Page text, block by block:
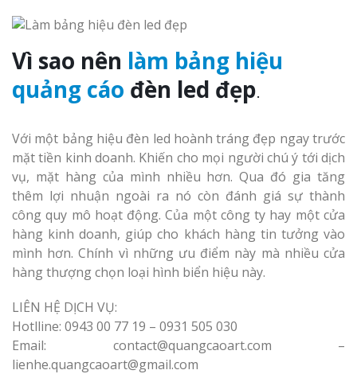
Vì sao nên làm bảng hiệu
quảng cáo đèn led đẹp.
Với một bảng hiệu đèn led hoành tráng đẹp ngay trước
mặt tiền kinh doanh. Khiến cho mọi người chú ý tới dịch
vụ, mặt hàng của mình nhiều hơn. Qua đó gia tăng
thêm lợi nhuận ngoài ra nó còn đánh giá sự thành
công quy mô hoạt động. Của một công ty hay một cửa
hàng kinh doanh, giúp cho khách hàng tin tưởng vào
mình hơn. Chính vì những ưu điểm này mà nhiều cửa
hàng thượng chọn loại hình biển hiệu này.
LIÊN HỆ DỊCH VỤ:
Hotlline: 0943 00 77 19 – 0931 505 030
Email: contact@quangcaoart.com –
lienhe.quangcaoart@gmail.com